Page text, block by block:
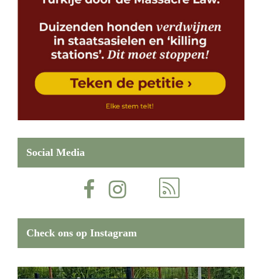
Social Media
Check ons op Instagram